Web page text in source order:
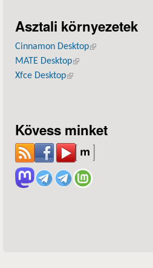
Asztali környezetek
Cinnamon Desktop(külső hivatkozás)
MATE Desktop(külső hivatkozás)
Xfce Desktop(külső hivatkozás)
Kövess minket